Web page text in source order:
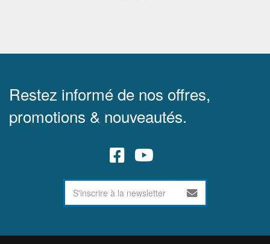
Restez informé de nos offres,
promotions & nouveautés.